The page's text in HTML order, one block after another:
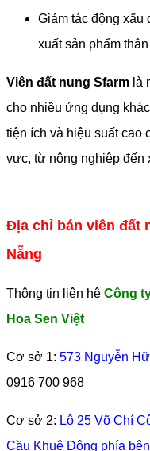
Giảm tác động xấu
xuất sản phẩm
Viên đất nung Sfarm là
cho nhiều ứng dụng
tiện ích và hiệu suất cao
vực, từ nông nghiệp đến
Địa chỉ bán viên đất
Nẵng
Thông tin liên hệ Công
Hoa Sen Việt
Cơ sở 1: 573 Nguyễn
0916 700 968
Cơ sở 2: Lô 25 Võ Chí
Cầu Khuê Đông phía